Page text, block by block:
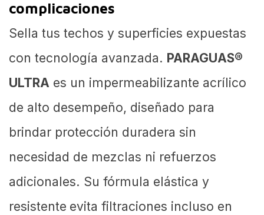
complicaciones
Sella tus techos y superficies expuestas
con tecnología avanzada. PARAGUAS®
ULTRA es un impermeabilizante acrílico
de alto desempeño, diseñado para
brindar protección duradera sin
necesidad de mezclas ni refuerzos
adicionales. Su fórmula elástica y
resistente evita filtraciones incluso en